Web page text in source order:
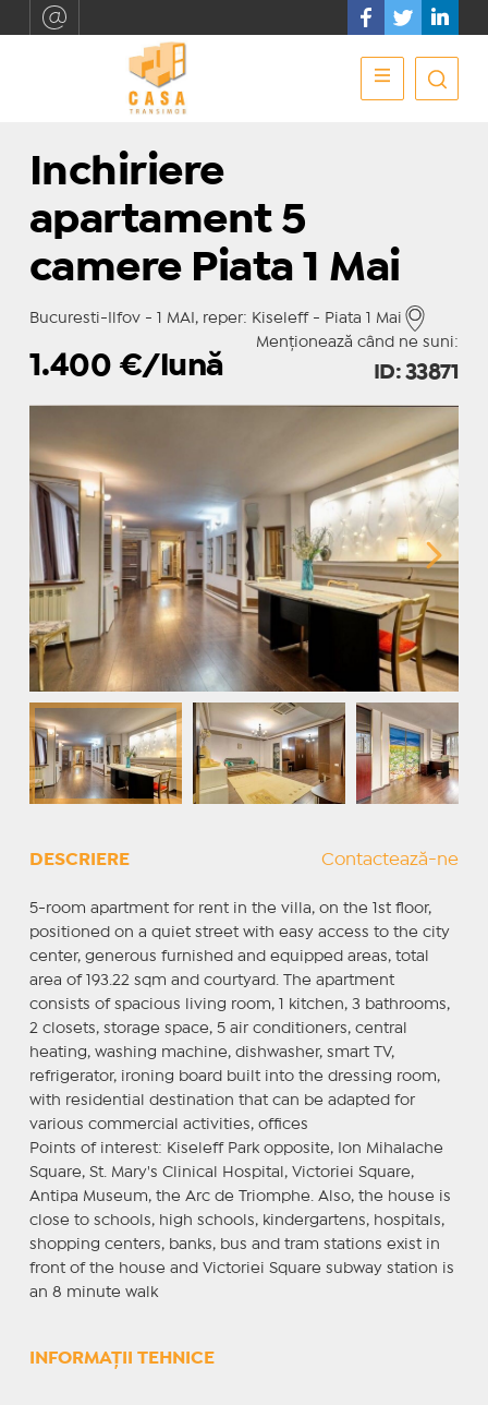
Inchiriere
apartament 5
camere Piata 1 Mai
Bucuresti-Ilfov - 1 MAI, reper: Kiseleff - Piata 1 Mai
Menționează când ne suni:
1.400 €/lună ID: 33871
DESCRIERE Contactează-ne
5-room apartment for rent in the villa, on the 1st floor,
positioned on a quiet street with easy access to the city
center, generous furnished and equipped areas, total
area of 193.22 sqm and courtyard. The apartment
consists of spacious living room, 1 kitchen, 3 bathrooms,
2 closets, storage space, 5 air conditioners, central
heating, washing machine, dishwasher, smart TV,
refrigerator, ironing board built into the dressing room,
with residential destination that can be adapted for
various commercial activities, offices
Points of interest: Kiseleff Park opposite, Ion Mihalache
Square, St. Mary's Clinical Hospital, Victoriei Square,
Antipa Museum, the Arc de Triomphe. Also, the house is
close to schools, high schools, kindergartens, hospitals,
shopping centers, banks, bus and tram stations exist in
front of the house and Victoriei Square subway station is
an 8 minute walk
INFORMAȚII TEHNICE